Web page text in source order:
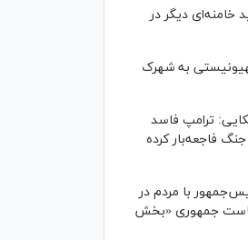
خامنه‌ای دیگر در
به شهرک
ترامپ فاسد
فاجعه‌بار کرده
با مردم در
جمهوری «بخش